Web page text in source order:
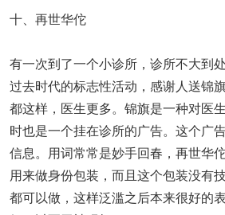
十、再世华佗
有一次到了一个小诊所，诊所不大到
过去时代的标志性活动，感谢人送锦
都这样，医生更多。锦旗是一种对医
时也是一个挂在诊所的广告。这个广
信息。用词常常是妙手回春，再世华
用来做身份包装，而且这个包装没有
都可以做，这样泛滥之后本来很好的